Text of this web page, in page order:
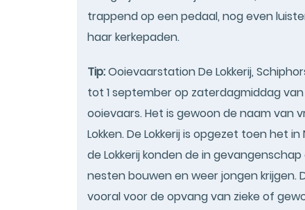
trappend op een pedaal, nog even
haar kerkepaden.
Tip:Ooievaarstation De Lokkerij,
tot 1 september op zaterdagmiddag van
ooievaars. Het is gewoon de naam van
Lokken. De Lokkerij is opgezet toen het
de Lokkerij konden de in
nesten bouwen en weer jongen krijgen.
vooral voor de opvang van zieke of